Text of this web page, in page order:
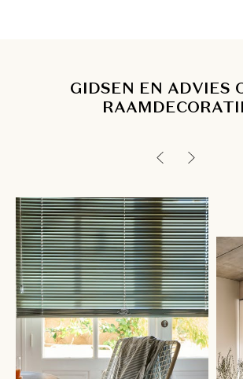
GIDSEN EN ADVIES